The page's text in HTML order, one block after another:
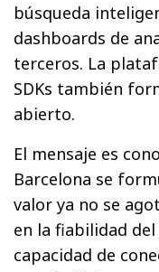
búsqueda
dashboards de
terceros. La
SDKs también
abierto.
El mensaje es
Barcelona se
valor ya no se
en la fiabilidad
capacidad de